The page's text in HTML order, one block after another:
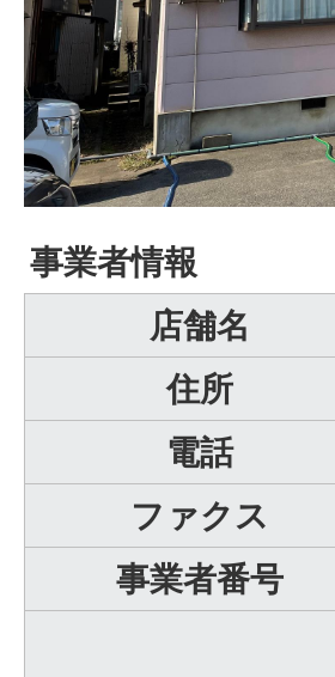
事業者情報
店舗名
住所
電話
ファクス
事業者番号